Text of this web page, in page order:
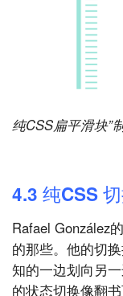
纯CSS扁平滑块”
4.3 纯CSS
Rafael González
的那些。他的切
知的一边划向另
的状态切换像翻